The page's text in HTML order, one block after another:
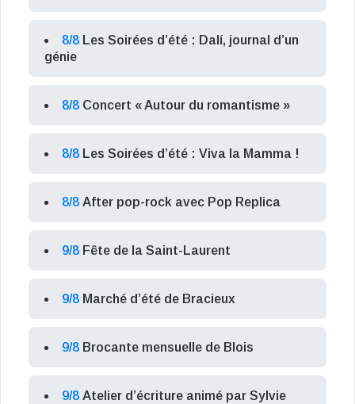
8/8 Les Soirées d’été : Dalí, journal d’un
génie
8/8 Concert « Autour du romantisme »
8/8 Les Soirées d’été : Viva la Mamma !
8/8 After pop-rock avec Pop Replica
9/8 Fête de la Saint-Laurent
9/8 Marché d’été de Bracieux
9/8 Brocante mensuelle de Blois
9/8 Atelier d’écriture animé par Sylvie